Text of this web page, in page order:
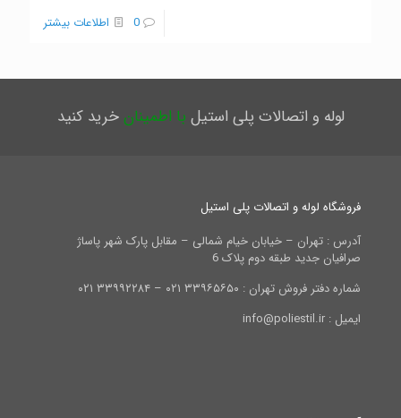
0 اطلاعات بیشتر
لوله و اتصالات پلی استیل با اطمینانخرید کنید
فروشگاه لوله و اتصالات پلی استیل
آدرس : تهران – خیابان خیام شمالی – مقابل پارک شهر پاساژ
صرافیان جدید طبقه دوم پلاک 6
شماره دفتر فروش تهران : ۳۳۹۶۵۶۵۰ ۰۲۱ – ۳۳۹۹۲۲۸۴ ۰۲۱
ایمیل : info@poliestil.ir